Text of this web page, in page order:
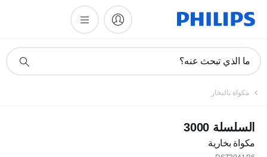
دعم
ما الذي تبحث عنه؟
مكواة بالبخار
السلسلة 3000
مكواة بخارية